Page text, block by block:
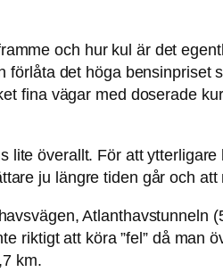
och hur kul är det
det höga bensinpriset
fina vägar med doserade
lite överallt. För att
ju längre tiden går och
Atlanthavstunneln
riktigt att köra ”fel” då man
km.